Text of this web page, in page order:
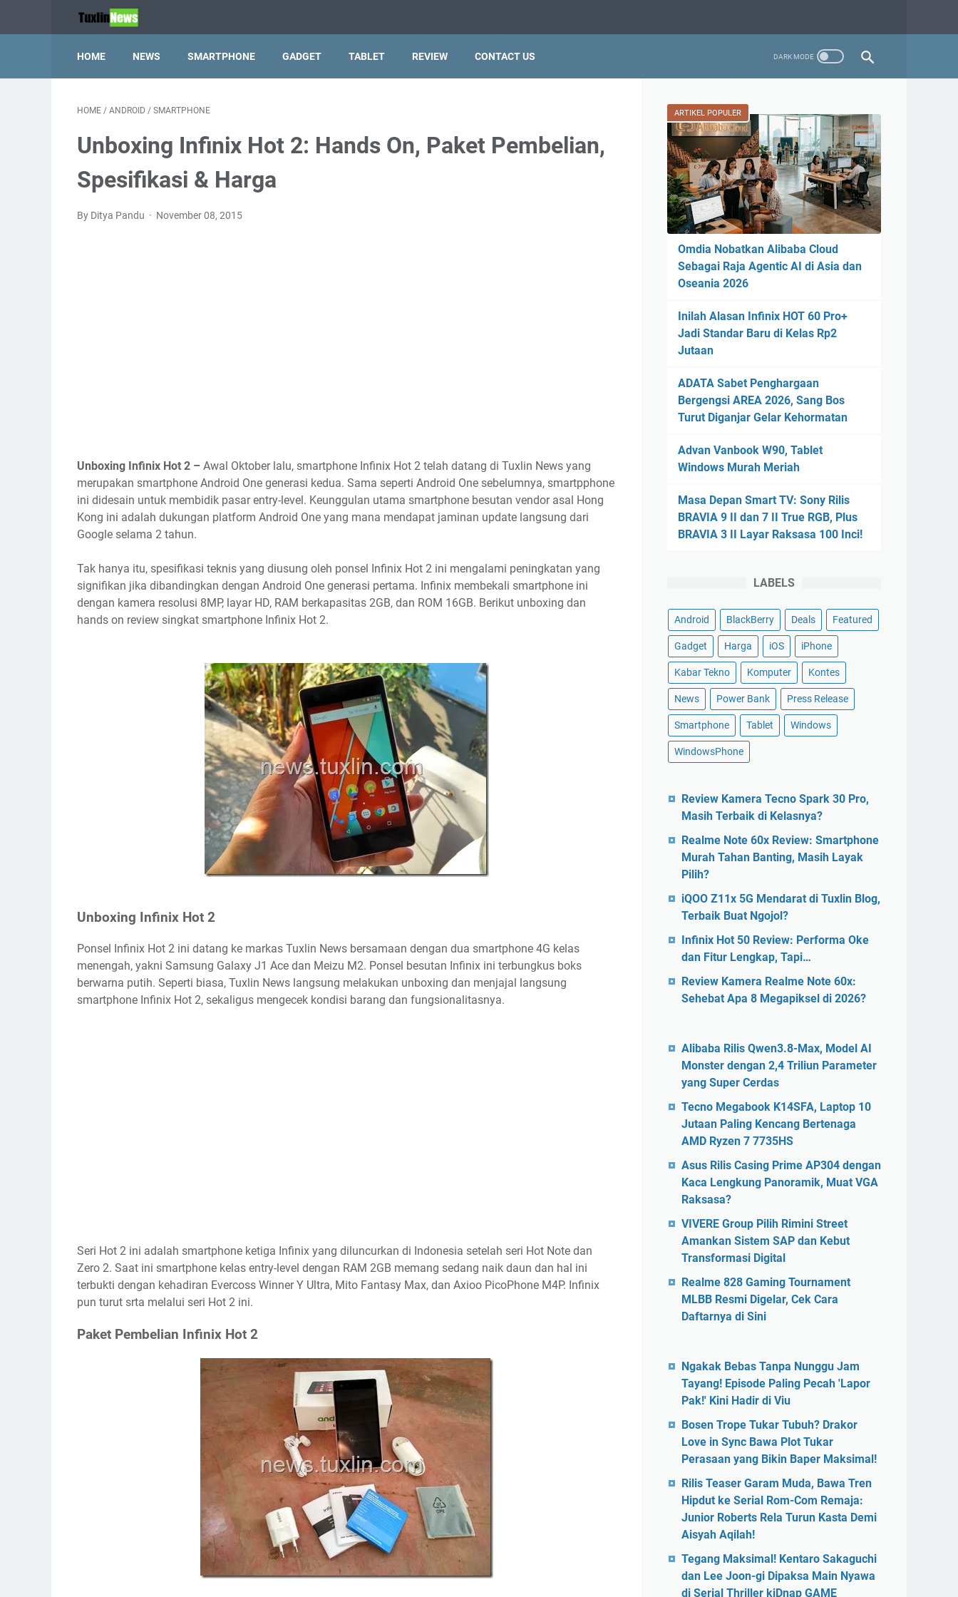
HOME NEWS SMARTPHONE GADGET TABLET REVIEW CONTACT US
HOME / ANDROID / SMARTPHONE
Unboxing Infinix Hot 2: Hands On, Paket Pembelian,
Spesifikasi & Harga
By Ditya Pandu November 08, 2015
Unboxing Infinix Hot 2 – Awal Oktober lalu, smartphone Infinix Hot 2 telah datang di Tuxlin News yang
merupakan smartphone Android One generasi kedua. Sama seperti Android One sebelumnya, smartpphone
ini didesain untuk membidik pasar entry-level. Keunggulan utama smartphone besutan vendor asal Hong
Kong ini adalah dukungan platform Android One yang mana mendapat jaminan update langsung dari
Google selama 2 tahun.
Tak hanya itu, spesifikasi teknis yang diusung oleh ponsel Infinix Hot 2 ini mengalami peningkatan yang
signifikan jika dibandingkan dengan Android One generasi pertama. Infinix membekali smartphone ini
dengan kamera resolusi 8MP, layar HD, RAM berkapasitas 2GB, dan ROM 16GB. Berikut unboxing dan
hands on review singkat smartphone Infinix Hot 2.
Unboxing Infinix Hot 2
Ponsel Infinix Hot 2 ini datang ke markas Tuxlin News bersamaan dengan dua smartphone 4G kelas
menengah, yakni Samsung Galaxy J1 Ace dan Meizu M2. Ponsel besutan Infinix ini terbungkus boks
berwarna putih. Seperti biasa, Tuxlin News langsung melakukan unboxing dan menjajal langsung
smartphone Infinix Hot 2, sekaligus mengecek kondisi barang dan fungsionalitasnya.
Seri Hot 2 ini adalah smartphone ketiga Infinix yang diluncurkan di Indonesia setelah seri Hot Note dan
Zero 2. Saat ini smartphone kelas entry-level dengan RAM 2GB memang sedang naik daun dan hal ini
terbukti dengan kehadiran Evercoss Winner Y Ultra, Mito Fantasy Max, dan Axioo PicoPhone M4P. Infinix
pun turut srta melalui seri Hot 2 ini.
Paket Pembelian Infinix Hot 2
ARTIKEL POPULER
Omdia Nobatkan Alibaba Cloud
Sebagai Raja Agentic AI di Asia dan
Oseania 2026
Inilah Alasan Infinix HOT 60 Pro+
Jadi Standar Baru di Kelas Rp2
Jutaan
ADATA Sabet Penghargaan
Bergengsi AREA 2026, Sang Bos
Turut Diganjar Gelar Kehormatan
Advan Vanbook W90, Tablet
Windows Murah Meriah
Masa Depan Smart TV: Sony Rilis
BRAVIA 9 II dan 7 II True RGB, Plus
BRAVIA 3 II Layar Raksasa 100 Inci!
LABELS
Android BlackBerry Deals Featured
Gadget Harga iOS iPhone
Kabar Tekno Komputer Kontes
News Power Bank Press Release
Smartphone Tablet Windows
WindowsPhone
Review Kamera Tecno Spark 30 Pro,
Masih Terbaik di Kelasnya?
Realme Note 60x Review: Smartphone
Murah Tahan Banting, Masih Layak
Pilih?
iQOO Z11x 5G Mendarat di Tuxlin Blog,
Terbaik Buat Ngojol?
Infinix Hot 50 Review: Performa Oke
dan Fitur Lengkap, Tapi…
Review Kamera Realme Note 60x:
Sehebat Apa 8 Megapiksel di 2026?
Alibaba Rilis Qwen3.8-Max, Model AI
Monster dengan 2,4 Triliun Parameter
yang Super Cerdas
Tecno Megabook K14SFA, Laptop 10
Jutaan Paling Kencang Bertenaga
AMD Ryzen 7 7735HS
Asus Rilis Casing Prime AP304 dengan
Kaca Lengkung Panoramik, Muat VGA
Raksasa?
VIVERE Group Pilih Rimini Street
Amankan Sistem SAP dan Kebut
Transformasi Digital
Realme 828 Gaming Tournament
MLBB Resmi Digelar, Cek Cara
Daftarnya di Sini
Ngakak Bebas Tanpa Nunggu Jam
Tayang! Episode Paling Pecah 'Lapor
Pak!' Kini Hadir di Viu
Bosen Trope Tukar Tubuh? Drakor
Love in Sync Bawa Plot Tukar
Perasaan yang Bikin Baper Maksimal!
Rilis Teaser Garam Muda, Bawa Tren
Hipdut ke Serial Rom-Com Remaja:
Junior Roberts Rela Turun Kasta Demi
Aisyah Aqilah!
Tegang Maksimal! Kentaro Sakaguchi
dan Lee Joon-gi Dipaksa Main Nyawa
di Serial Thriller kiDnap GAME